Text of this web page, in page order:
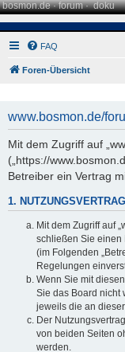
bosmon.de·forum·doku
FAQ
Foren-Übersicht
www.bosmon.de/
Mit dem Zugriff auf
(„https://
Betreiber ein Vertrag
1. NUTZUNGSVERTRAG
Mit dem Zugriff auf
schließen Sie einen
(im Folgenden
Regelungen
Wenn Sie mit
Sie das Board nicht
jeweils die an
Der
von beiden Seiten
werden.